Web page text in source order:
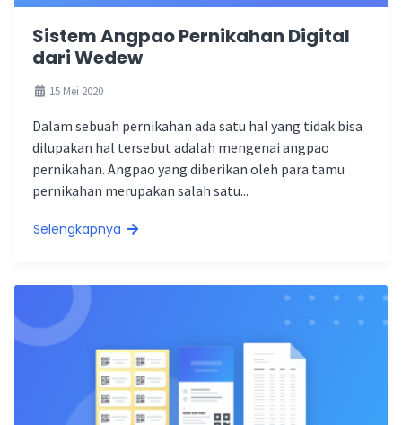
Sistem Angpao Pernikahan Digital
dari Wedew
15 Mei 2020
Dalam sebuah pernikahan ada satu hal yang tidak bisa
dilupakan hal tersebut adalah mengenai angpao
pernikahan. Angpao yang diberikan oleh para tamu
pernikahan merupakan salah satu...
Selengkapnya